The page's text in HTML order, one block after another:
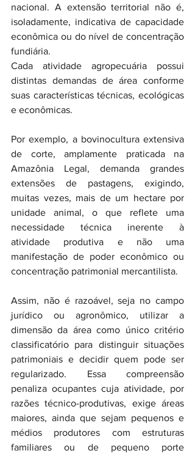
nacional. A extensão territorial não é,
isoladamente, indicativa de capacidade
econômica ou do nível de concentração
fundiária.
Cada atividade agropecuária possui
distintas demandas de área conforme
suas características técnicas, ecológicas
e econômicas.
Por exemplo, a bovinocultura extensiva
de corte, amplamente praticada na
Amazônia Legal, demanda grandes
extensões de pastagens, exigindo,
muitas vezes, mais de um hectare por
unidade animal, o que reflete uma
necessidade técnica inerente à
atividade produtiva e não uma
manifestação de poder econômico ou
concentração patrimonial mercantilista.
Assim, não é razoável, seja no campo
jurídico ou agronômico, utilizar a
dimensão da área como único critério
classificatório para distinguir situações
patrimoniais e decidir quem pode ser
regularizado. Essa compreensão
penaliza ocupantes cuja atividade, por
razões técnico-produtivas, exige áreas
maiores, ainda que sejam pequenos e
médios produtores com estruturas
familiares ou de pequeno porte